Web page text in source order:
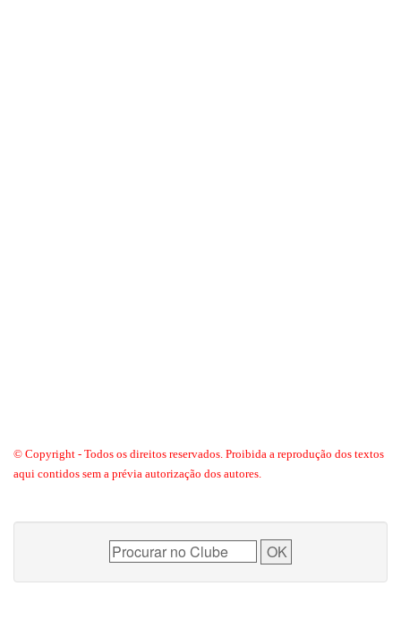
© Copyright - Todos os direitos reservados. Proibida a reprodução dos textos
aqui contidos sem a prévia autorização dos autores.